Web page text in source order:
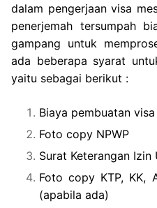
dalam pengerjaan visa
penerjemah tersumpah
gampang untuk
ada beberapa syarat
yaitu sebagai berikut :
Biaya pembuatan visa
Foto copy NPWP
Surat Keterangan Izin
Foto copy KTP, KK,
(apabila ada)